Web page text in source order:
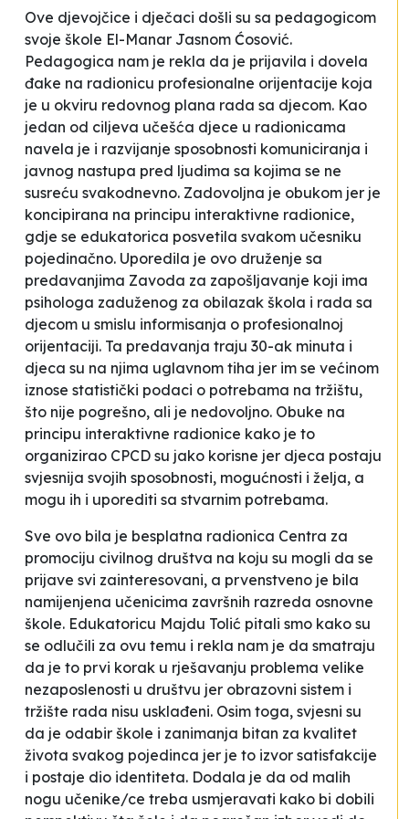
Ove djevojčice i dječaci došli su sa pedagogicom
svoje škole El-Manar Jasnom Ćosović.
Pedagogica nam je rekla da je prijavila i dovela
đake na radionicu profesionalne orijentacije koja
je u okviru redovnog plana rada sa djecom. Kao
jedan od ciljeva učešća djece u radionicama
navela je i razvijanje sposobnosti komuniciranja i
javnog nastupa pred ljudima sa kojima se ne
susreću svakodnevno. Zadovoljna je obukom jer je
koncipirana na principu interaktivne radionice,
gdje se edukatorica posvetila svakom učesniku
pojedinačno. Uporedila je ovo druženje sa
predavanjima Zavoda za zapošljavanje koji ima
psihologa zaduženog za obilazak škola i rada sa
djecom u smislu informisanja o profesionalnoj
orijentaciji. Ta predavanja traju 30-ak minuta i
djeca su na njima uglavnom tiha jer im se većinom
iznose statistički podaci o potrebama na tržištu,
što nije pogrešno, ali je nedovoljno. Obuke na
principu interaktivne radionice kako je to
organizirao CPCD su jako korisne jer djeca postaju
svjesnija svojih sposobnosti, mogućnosti i želja, a
mogu ih i uporediti sa stvarnim potrebama.
Sve ovo bila je besplatna radionica Centra za
promociju civilnog društva na koju su mogli da se
prijave svi zainteresovani, a prvenstveno je bila
namijenjena učenicima završnih razreda osnovne
škole. Edukatoricu Majdu Tolić pitali smo kako su
se odlučili za ovu temu i rekla nam je da smatraju
da je to prvi korak u rješavanju problema velike
nezaposlenosti u društvu jer obrazovni sistem i
tržište rada nisu usklađeni. Osim toga, svjesni su
da je odabir škole i zanimanja bitan za kvalitet
života svakog pojedinca jer je to izvor satisfakcije
i postaje dio identiteta. Dodala je da od malih
nogu učenike/ce treba usmjeravati kako bi dobili